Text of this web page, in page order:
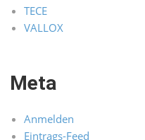
TECE
VALLOX
Meta
Anmelden
Eintrags-Feed